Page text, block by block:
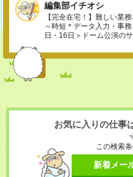
編集部イチオシ
【完全在宅！】難しい業
～時短＊データ入力・事
日・16日＞ドーム公演の
お気に入りの仕事
この検索
新着メー